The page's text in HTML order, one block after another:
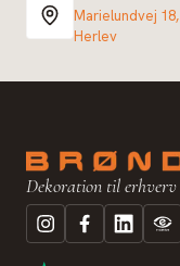
Marielundvej
Herlev
Dekoration til erhverv